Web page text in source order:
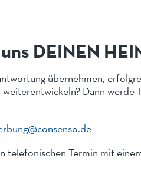
DEINEN
übernehmen,
Dann werde
telefonischen Termin mit